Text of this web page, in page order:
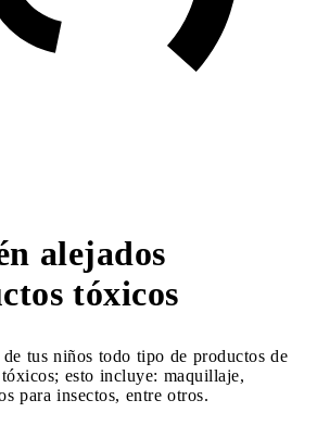
alejados
tóxicos
tus niños todo tipo de productos de
esto incluye: maquillaje,
para insectos, entre otros.